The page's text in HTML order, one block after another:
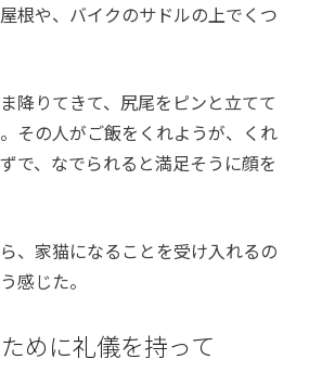
根や、バイクのサドルの上でくつ
降りてきて、尻尾をピンと立てて
その人がご飯をくれようが、くれ
で、なでられると満足そうに顔を
、家猫になることを受け入れるの
感じた。
めに礼儀を持って